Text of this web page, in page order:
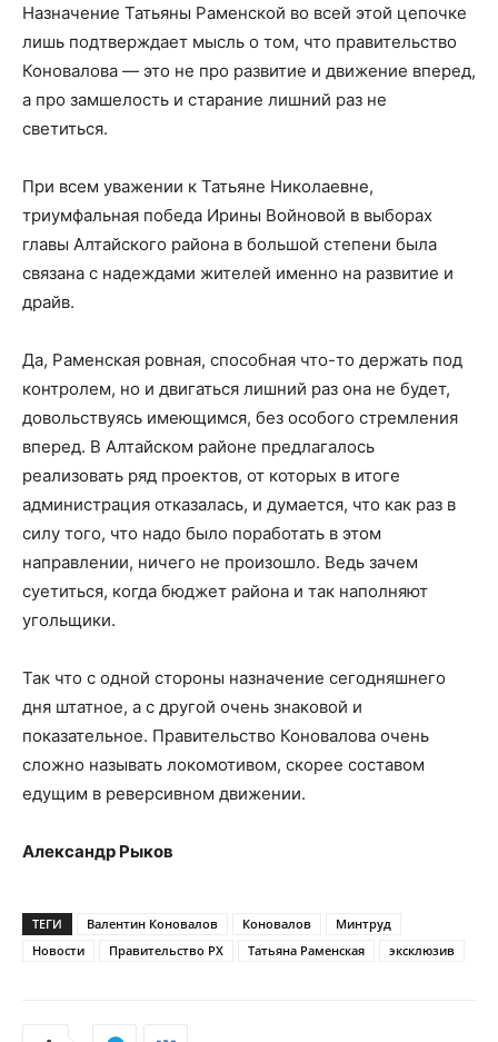
Назначение Татьяны Раменской во всей этой цепочке
лишь подтверждает мысль о том, что правительство
Коновалова — это не про развитие и движение вперед,
а про замшелость и старание лишний раз не
светиться.
При всем уважении к Татьяне Николаевне,
триумфальная победа Ирины Войновой в выборах
главы Алтайского района в большой степени была
связана с надеждами жителей именно на развитие и
драйв.
Да, Раменская ровная, способная что-то держать под
контролем, но и двигаться лишний раз она не будет,
довольствуясь имеющимся, без особого стремления
вперед. В Алтайском районе предлагалось
реализовать ряд проектов, от которых в итоге
администрация отказалась, и думается, что как раз в
силу того, что надо было поработать в этом
направлении, ничего не произошло. Ведь зачем
суетиться, когда бюджет района и так наполняют
угольщики.
Так что с одной стороны назначение сегодняшнего
дня штатное, а с другой очень знаковой и
показательное. Правительство Коновалова очень
сложно называть локомотивом, скорее составом
едущим в реверсивном движении.
Александр Рыков
ТЕГИ Валентин Коновалов Коновалов
Минтруд
Новости
Правительство РХ Татьяна Раменская эксклюзив